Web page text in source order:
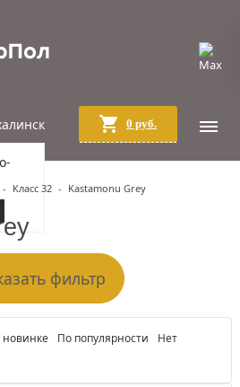
0 руб.
- Класс 32 - Kastamonu Grey
фильтр
новинке По популярности Нет